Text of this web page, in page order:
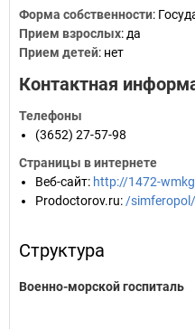
Форма собственности:
Прием взрослых: да
Прием детей: нет
Контактная
Телефоны
(3652) 27-57-98
Страницы в интернете
Веб-сайт: http://1472-
Prodoctorov.ru: /
Структура
Военно-морской госпиталь